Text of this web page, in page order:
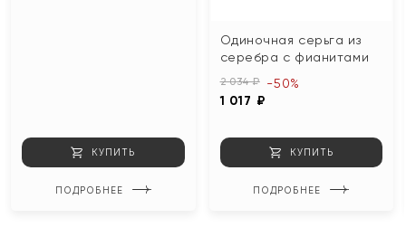
КУПИТЬ
ПОДРОБНЕЕ
Одиночная серьга из
серебра с фианитами
2 034 ₽
1 017 ₽
-50%
КУПИТЬ
ПОДРОБНЕЕ